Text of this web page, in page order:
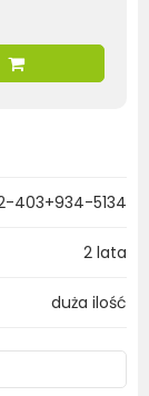
403+934-5134
2 lata
duża ilość